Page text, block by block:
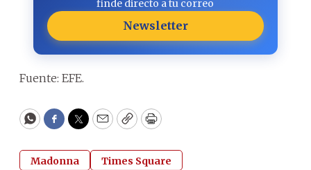
finde directo a tu correo
Newsletter
Fuente: EFE.
WhatsApp
Facebook
Twitter
EmailCopyPrint
Madonna Times Square